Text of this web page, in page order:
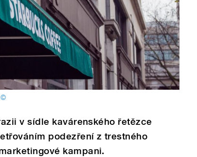
©
v sídle kavárenského řetězce
podezření z trestného
kampani.